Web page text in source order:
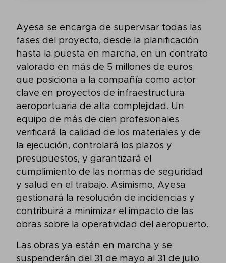
Ayesa se encarga de supervisar todas las
fases del proyecto, desde la planificación
hasta la puesta en marcha, en un contrato
valorado en más de 5 millones de euros
que posiciona a la compañía como actor
clave en proyectos de infraestructura
aeroportuaria de alta complejidad. Un
equipo de más de cien profesionales
verificará la calidad de los materiales y de
la ejecución, controlará los plazos y
presupuestos, y garantizará el
cumplimiento de las normas de seguridad
y salud en el trabajo. Asimismo, Ayesa
gestionará la resolución de incidencias y
contribuirá a minimizar el impacto de las
obras sobre la operatividad del aeropuerto.
Las obras ya están en marcha y se
suspenderán del 31 de mayo al 31 de julio